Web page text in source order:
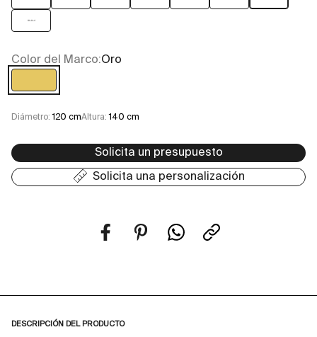
18+8+4
Color del Marco:Oro
Diámetro:120 cmAltura:140 cm
Solicita un presupuesto
Solicita una personalización
DESCRIPCIÓN DEL PRODUCTO